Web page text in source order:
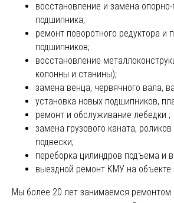
восстановление и замена опорно-
подшипника;
ремонт поворотного редуктора и
подшипников;
восстановление
колонны и станины);
замена венца, червячного вала,
установка новых подшипников,
ремонт и обслуживание лебедки ;
замена грузового каната,
подвески;
переборка цилиндров подъема и
выездной ремонт КМУ на объекте
Мы более 20 лет занимаемся ремонтом